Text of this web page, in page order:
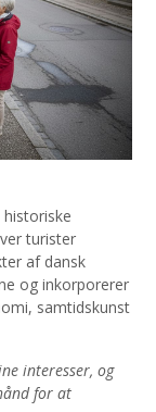
turister
af dansk
og inkorporerer
samtidskunst
interesser, og
for at